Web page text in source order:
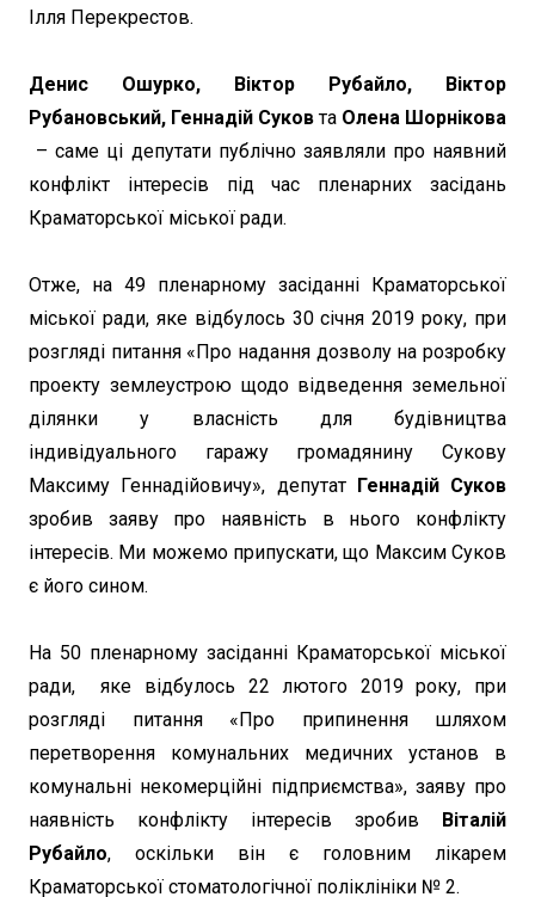
Ілля Перекрестов.
Денис Ошурко, Віктор Рубайло, Віктор
Рубановський, Геннадій Суковта Олена Шорнікова
– саме ці депутати публічно заявляли про наявний
конфлікт інтересів під час пленарних засідань
Краматорської міської ради.
Отже, на 49 пленарному засіданні Краматорської
міської ради, яке відбулось 30 січня 2019 року, при
розгляді питання «Про надання дозволу на розробку
проекту землеустрою щодо відведення земельної
ділянки у власність для будівництва
індивідуального гаражу громадянину Сукову
Максиму Геннадійовичу», депутат
Геннадій Суков
зробив заяву про наявність в нього конфлікту
інтересів. Ми можемо припускати, що Максим Суков
є його сином.
На 50 пленарному засіданні Краматорської міської
ради, яке відбулось 22 лютого 2019 року, при
розгляді питання «Про припинення шляхом
перетворення комунальних медичних установ в
комунальні некомерційні підприємства», заяву про
наявність конфлікту інтересів зробив
Віталій
Рубайло, оскільки він є головним лікарем
Краматорської стоматологічної поліклініки № 2.